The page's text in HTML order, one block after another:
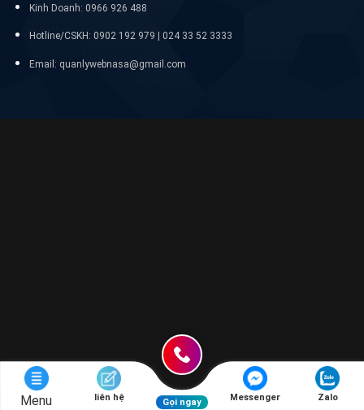
Kinh Doanh: 0966 926 488
Hotline/CSKH: 0902 192 979 | 024 33 52 3333
Email: quanlywebnasa@gmail.com
Menu liên hệ Gọi ngay Messenger Zalo